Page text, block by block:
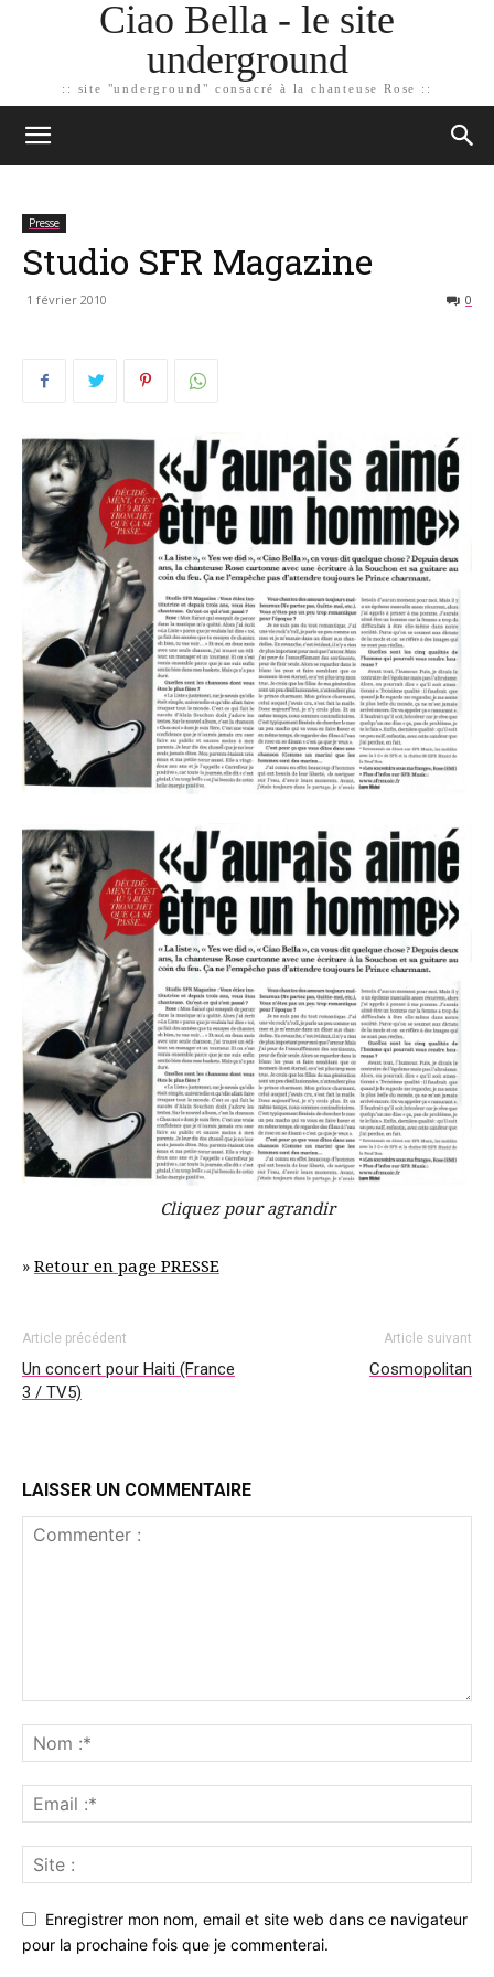
Ciao Bella - le site
underground
:: site "underground" consacré à la chanteuse Rose ::
Presse
Studio SFR Magazine
1 février 2010 0
Cliquez pour agrandir
» Retour en page PRESSE
Article précédent
Un concert pour Haiti (France
3 / TV5)
Article suivant
Cosmopolitan
LAISSER UN COMMENTAIRE
Enregistrer mon nom, email et site web dans ce navigateur
pour la prochaine fois que je commenterai.